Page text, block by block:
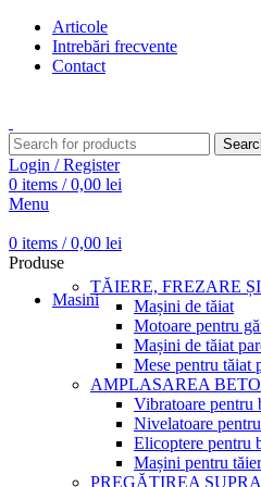
Articole
Intrebări frecvente
Contact
Login / Register
0 items / 0,00 lei
Menu
0 items / 0,00 lei
Produse
Masini
TĂIERE, FREZARE
Mașini de tăiat
Motoare pentru
Mașini de tăiat
Mese pentru tăiat
AMPLASAREA
Vibratoare pentru
Nivelatoare
Elicoptere pentru
Mașini pentru
PREGĂTIREA